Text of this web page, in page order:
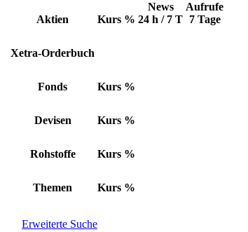
Aktien Kurs %
News
24 h / 7 T
Aufrufe
7 Tage
Xetra-Orderbuch
Fonds Kurs %
Devisen Kurs %
Rohstoffe Kurs %
Themen Kurs %
Erweiterte Suche